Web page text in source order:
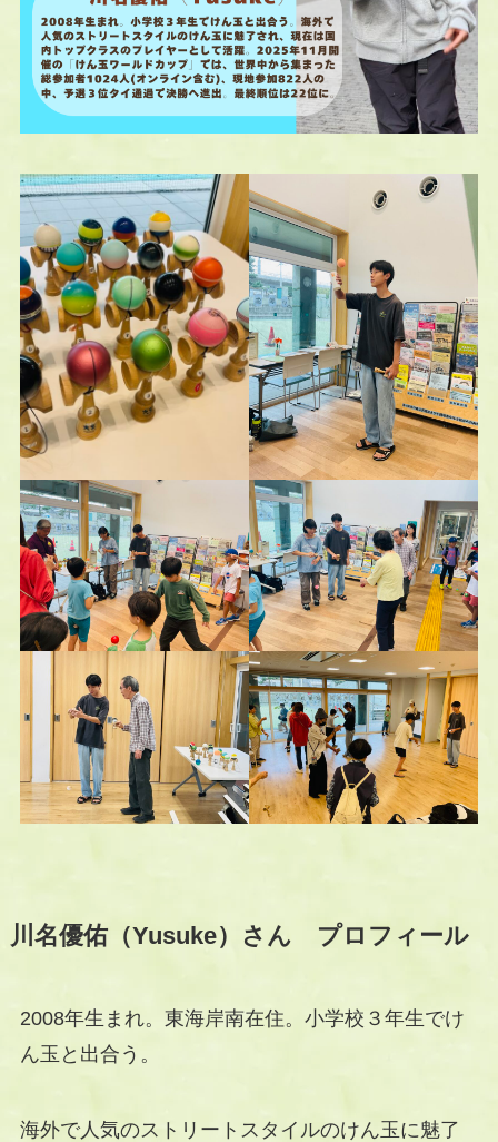
川名優佑（Yusuke）さん プロフィール
2008年生まれ。東海岸南在住。小学校３年生でけ
ん玉と出合う。
海外で人気のストリートスタイルのけん玉に魅了